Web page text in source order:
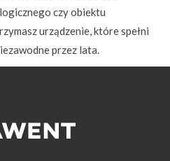
czy obiektu
urządzenie, które spełni
przez lata.